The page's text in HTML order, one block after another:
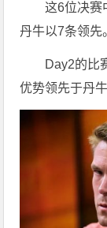
这6位决赛
丹牛以7条领先
Day2的比
优势领先于丹